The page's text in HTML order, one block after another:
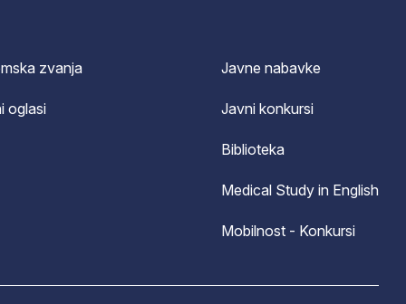
zvanja
oglasi
Javne nabavke
Javni konkursi
Biblioteka
Medical Study in English
Mobilnost - Konkursi